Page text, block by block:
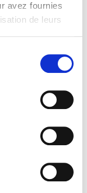
avez fournies
de leurs